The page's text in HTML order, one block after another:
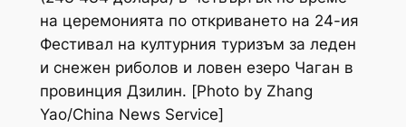
на церемонията по откриването на 24-ия
Фестивал на културния туризъм за леден
и снежен риболов и ловен езеро Чаган в
провинция Дзилин. [Photo by Zhang
Yao/China News Service]